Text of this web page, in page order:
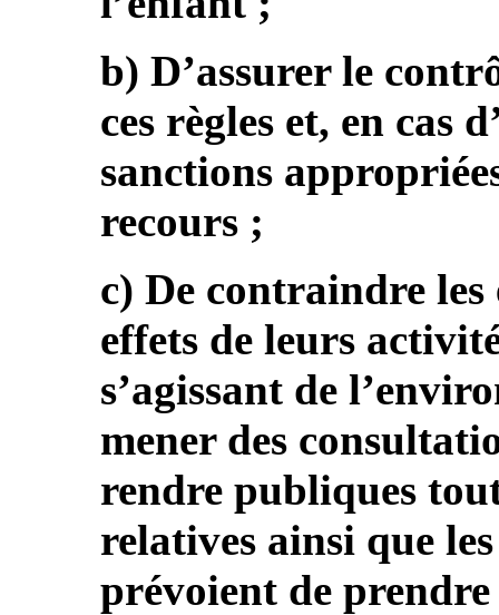
b) D’assurer le
ces règles et, en cas
sanctions
recours ;
c) De contraindre les
effets de leurs
s’agissant de
mener des
rendre publiques
relatives ainsi que
prévoient de